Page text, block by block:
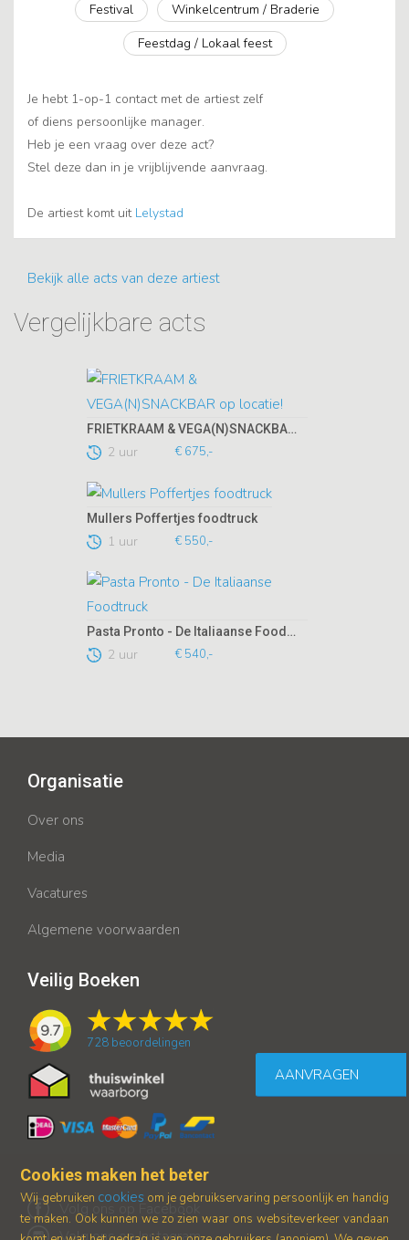
Festival
Winkelcentrum / Braderie
Feestdag / Lokaal feest
Je hebt 1-op-1 contact met de artiest zelf
of diens persoonlijke manager.
Heb je een vraag over deze act?
Stel deze dan in je vrijblijvende aanvraag.
De artiest komt uit Lelystad
Bekijk alle acts van deze artiest
Vergelijkbare acts
FRIETKRAAM & VEGA(N)SNACKBAR op locatie!
2 uur € 675,-
Mullers Poffertjes foodtruck
1 uur € 550,-
Pasta Pronto - De Italiaanse Foodtruck
2 uur € 540,-
AANVRAGEN
Organisatie
Over ons
Media
Vacatures
Algemene voorwaarden
Veilig Boeken
9.7
728 beoordelingen
Volg ons op Facebook
Cookies maken het beter
Wij gebruiken cookies om je gebruikservaring persoonlijk en handig
te maken. Ook kunnen we zo zien waar ons websiteverkeer vandaan